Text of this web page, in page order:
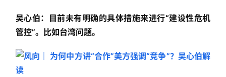
吴心伯：目前未有明确的具体措施来进行“建设性危机
管控”。 比如台湾问题。